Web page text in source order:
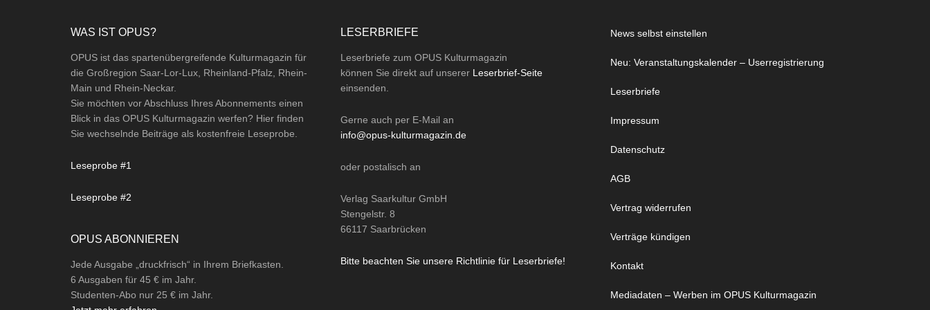
WAS IST OPUS?
OPUS ist das spartenübergreifende Kulturmagazin für
die Großregion Saar-Lor-Lux, Rheinland-Pfalz, Rhein-
Main und Rhein-Neckar.
Sie möchten vor Abschluss Ihres Abonnements einen
Blick in das OPUS Kulturmagazin werfen? Hier finden
Sie wechselnde Beiträge als kostenfreie Leseprobe.
Leseprobe #1
Leseprobe #2
OPUS ABONNIEREN
Jede Ausgabe „druckfrisch“ in Ihrem Briefkasten.
6 Ausgaben für 45 € im Jahr.
Studenten-Abo nur 25 € im Jahr.
LESERBRIEFE
Leserbriefe zum OPUS Kulturmagazin
können Sie direkt auf unserer Leserbrief-Seite
einsenden.
Gerne auch per E-Mail an
info@opus-kulturmagazin.de
oder postalisch an
Verlag Saarkultur GmbH
Stengelstr. 8
66117 Saarbrücken
Bitte beachten Sie unsere Richtlinie für Leserbriefe!
News selbst einstellen
Neu: Veranstaltungskalender – Userregistrierung
Leserbriefe
Impressum
Datenschutz
AGB
Vertrag widerrufen
Verträge kündigen
Kontakt
Mediadaten – Werben im OPUS Kulturmagazin